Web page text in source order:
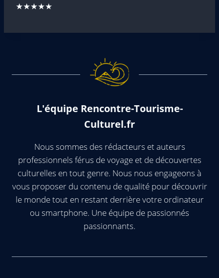
★★★★★
L'équipe Rencontre-Tourisme-
Culturel.fr
Nous sommes des rédacteurs et auteurs
professionnels férus de voyage et de découvertes
culturelles en tout genre. Nous nous engageons à
vous proposer du contenu de qualité pour découvrir
le monde tout en restant derrière votre ordinateur
ou smartphone. Une équipe de passionnés
passionnants.